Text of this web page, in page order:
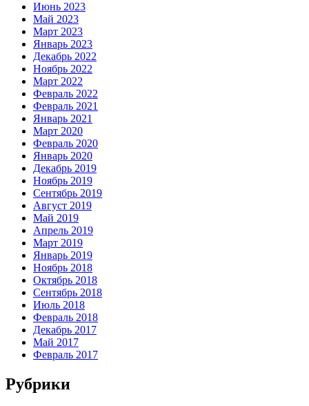
Июнь 2023
Май 2023
Март 2023
Январь 2023
Декабрь 2022
Ноябрь 2022
Март 2022
Февраль 2022
Февраль 2021
Январь 2021
Март 2020
Февраль 2020
Январь 2020
Декабрь 2019
Ноябрь 2019
Сентябрь 2019
Август 2019
Май 2019
Апрель 2019
Март 2019
Январь 2019
Ноябрь 2018
Октябрь 2018
Сентябрь 2018
Июль 2018
Февраль 2018
Декабрь 2017
Май 2017
Февраль 2017
Рубрики